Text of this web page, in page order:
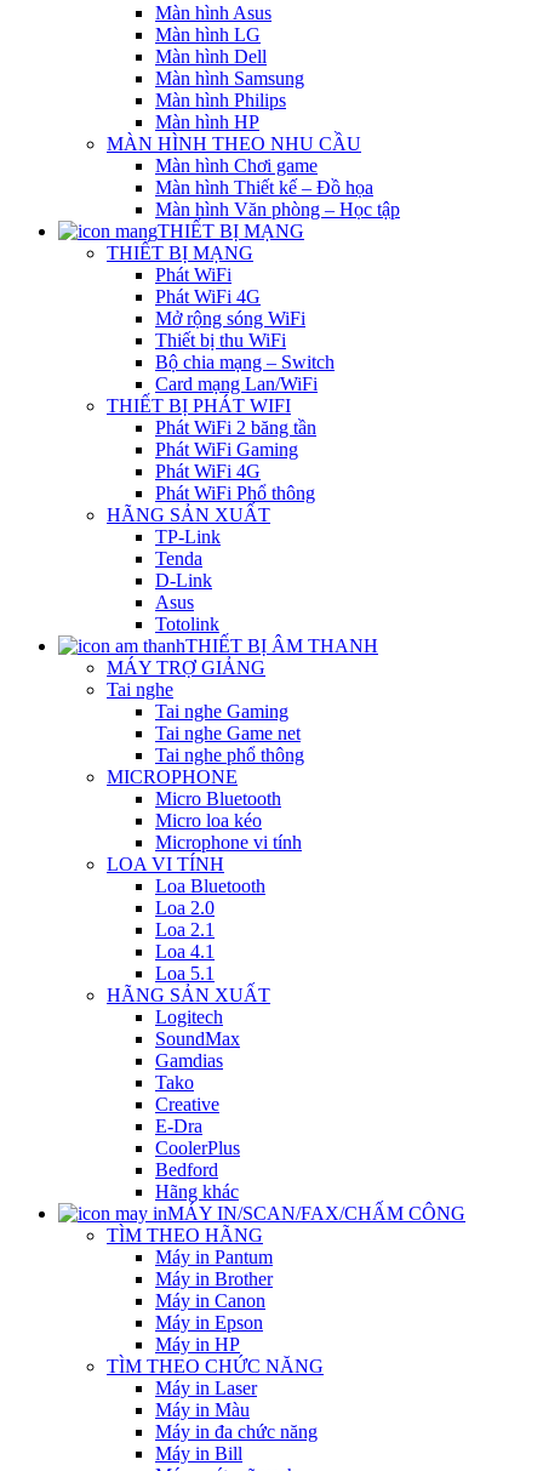
Màn hình Asus
Màn hình LG
Màn hình Dell
Màn hình Samsung
Màn hình Philips
Màn hình HP
MÀN HÌNH THEO NHU CẦU
Màn hình Chơi game
Màn hình Thiết kế – Đồ họa
Màn hình Văn phòng – Học tập
THIẾT BỊ MẠNG
THIẾT BỊ MẠNG
Phát WiFi
Phát WiFi 4G
Mở rộng sóng WiFi
Thiết bị thu WiFi
Bộ chia mạng – Switch
Card mạng Lan/WiFi
THIẾT BỊ PHÁT WIFI
Phát WiFi 2 băng tần
Phát WiFi Gaming
Phát WiFi 4G
Phát WiFi Phổ thông
HÃNG SẢN XUẤT
TP-Link
Tenda
D-Link
Asus
Totolink
THIẾT BỊ ÂM THANH
MÁY TRỢ GIẢNG
Tai nghe
Tai nghe Gaming
Tai nghe Game net
Tai nghe phổ thông
MICROPHONE
Micro Bluetooth
Micro loa kéo
Microphone vi tính
LOA VI TÍNH
Loa Bluetooth
Loa 2.0
Loa 2.1
Loa 4.1
Loa 5.1
HÃNG SẢN XUẤT
Logitech
SoundMax
Gamdias
Tako
Creative
E-Dra
CoolerPlus
Bedford
Hãng khác
MÁY IN/SCAN/FAX/CHẤM CÔNG
TÌM THEO HÃNG
Máy in Pantum
Máy in Brother
Máy in Canon
Máy in Epson
Máy in HP
TÌM THEO CHỨC NĂNG
Máy in Laser
Máy in Màu
Máy in đa chức năng
Máy in Bill